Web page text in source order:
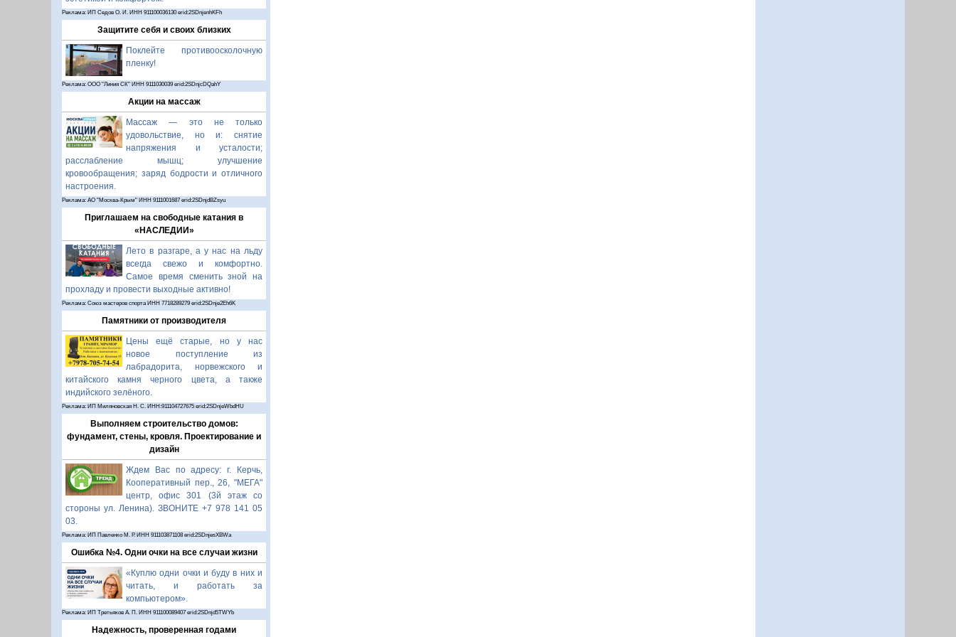
Реклама: ИП Седов О. И. ИНН 911100036130 erid:2SDnjenhKFh
Защитите себя и своих близких
Поклейте противоосколочную
пленку!
Реклама: ООО "Линия СК" ИНН 9111030039 erid:2SDnjcDQahY
Акции на массаж
Массаж — это не только
удовольствие, но и: снятие
напряжения и усталости;
расслабление мышц; улучшение
кровообращения; заряд бодрости и отличного
настроения.
Реклама: АО "Москва-Крым" ИНН 9111001687 erid:2SDnjdBZsyu
Приглашаем на свободные катания в
«НАСЛЕДИИ»
Лето в разгаре, а у нас на льду
всегда свежо и комфортно.
Самое время сменить зной на
прохладу и провести выходные активно!
Реклама: Союз мастеров спорта ИНН 7718289279 erid:2SDnje2Eh6K
Памятники от производителя
Цены ещё старые, но у нас
новое поступление из
лабрадорита, норвежского и
китайского камня черного цвета, а также
индийского зелёного.
Реклама: ИП Миляновская Н. С. ИНН:911104727675 erid:2SDnjeWbdHU
Выполняем строительство домов:
фундамент, стены, кровля. Проектирование и
дизайн
Ждем Вас по адресу: г. Керчь,
Кооперативный пер., 26, "МЕГА"
центр, офис 301 (3й этаж со
стороны ул. Ленина). ЗВОНИТЕ +7 978 141 05
03.
Реклама: ИП Павленко М. Р. ИНН 911103871108 erid:2SDnjesXBWa
Ошибка №4. Одни очки на все случаи жизни
«Куплю одни очки и буду в них и
читать, и работать за
компьютером».
Реклама: ИП Третьяков А. П. ИНН 911100089407 erid:2SDnjd5TWYb
Надежность, проверенная годами